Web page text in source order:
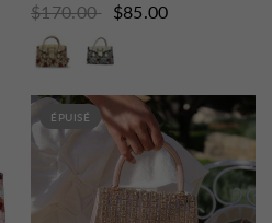
$170.00
$85.00
Beige
ÉPUISÉ